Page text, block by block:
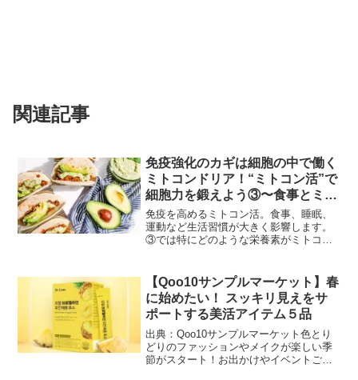
関連記事
免疫強化のカギは細胞の中で働く
ミトコンドリア！“ミトコン活”で
細胞力を鍛えよう③〜食事とミト
コンドリア〜
免疫を高めるミトコン活。食事、睡眠、
運動など生活習慣が大きく影響します。
③では特にどのような栄養素がミトコン
男先生がご登壇して、「ミトコン活で“細
胞力”を高めて免疫...
【Qoo10サンプルマーケット】春
に始めたい！ スッキリ見えをサ
ポートする美活アイテム５品
出典：Qoo10サンプルマーケット色とり
どりのファッションやメイクが楽しい季
節がスタート！お出かけやイベントごと